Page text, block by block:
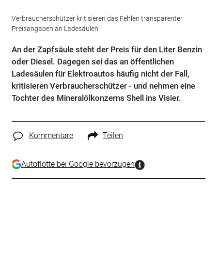
Verbraucherschützer kritisieren das Fehlen transparenter
Preisangaben an Ladesäulen.
An der Zapfsäule steht der Preis für den Liter Benzin
oder Diesel. Dagegen sei das an öffentlichen
Ladesäulen für Elektroautos häufig nicht der Fall,
kritisieren Verbraucherschützer - und nehmen eine
Tochter des Mineralölkonzerns Shell ins Visier.
Kommentare Teilen
Autoflotte bei Google bevorzugen